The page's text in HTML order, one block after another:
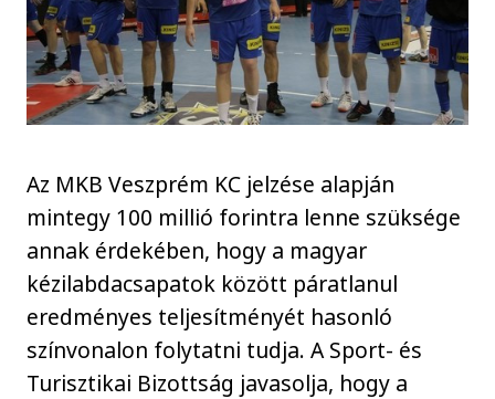
Az MKB Veszprém KC jelzése alapján
mintegy 100 millió forintra lenne szüksége
annak érdekében, hogy a magyar
kézilabdacsapatok között páratlanul
eredményes teljesítményét hasonló
színvonalon folytatni tudja. A Sport- és
Turisztikai Bizottság javasolja, hogy a